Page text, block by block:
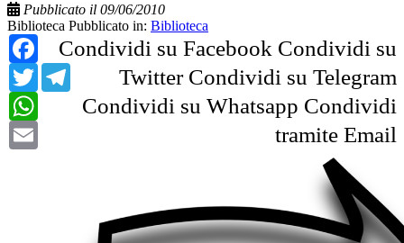
Pubblicato il 09/06/2010
Biblioteca Pubblicato in: Biblioteca
Condividi su Facebook
Facebook
Condividi su
Twitter
Twitter Condividi su Telegram
Telegram
Condividi su Whatsapp
WhatsApp
Condividi
tramite Email